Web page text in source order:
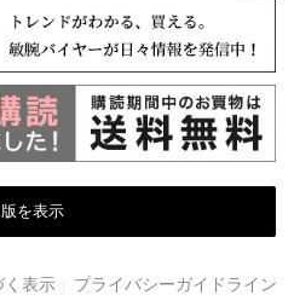
版を表示
く表示 プライバシーガイドライン